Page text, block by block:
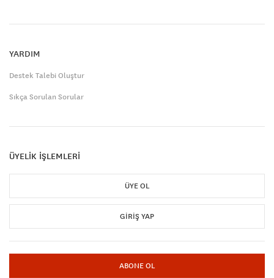
YARDIM
Destek Talebi Oluştur
Sıkça Sorulan Sorular
ÜYELİK İŞLEMLERİ
ÜYE OL
GIRIŞ YAP
ABONE OL